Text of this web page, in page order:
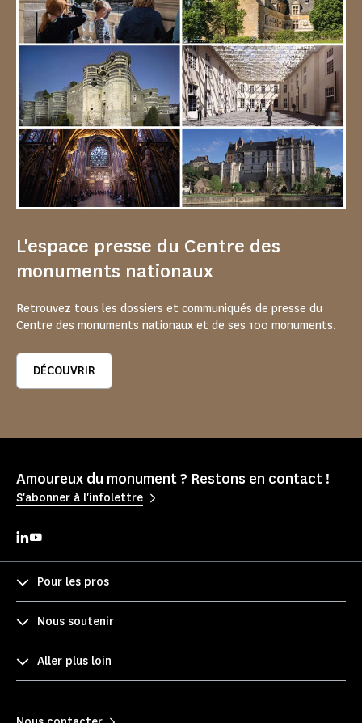
L'espace presse du Centre des
monuments nationaux
Retrouvez tous les dossiers et communiqués de presse du
Centre des monuments nationaux et de ses 100 monuments.
DÉCOUVRIR
Amoureux du monument ? Restons en contact !
S'abonner à l'infolettre
Pour les pros
Nous soutenir
Aller plus loin